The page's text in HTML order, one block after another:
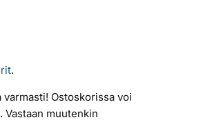
.
Ostoskorissa voi
Vastaan muutenkin